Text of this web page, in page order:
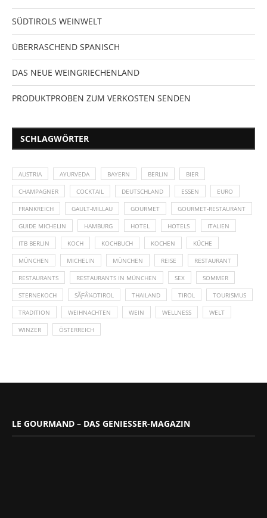
SÜDTIROLS WEINWELT
ÜBERRASCHEND SPANISCH
DAS NEUE WEINGRIECHENLAND
PRODUKTPROBEN ZUM VERKOSTEN SENDEN
SCHLAGWÖRTER
AUSTRIA AYURVEDA BAYERN BERLIN BIER
CHAMPAGNER COCKTAIL DEUTSCHLAND ESSEN EURO
FRANKREICH GAULT-MILLAU GOURMET GOURMET-RESTAURANT
GUIDE MICHELIN HAMBURG HOTEL HOTELS ITALIEN
ITB BERLIN KOCH KOCHBUCH KOCHEN KÜCHE
MÜNCHEN MICHELIN MÜNCHEN REISE RESTAURANT
RESTAURANTS RESTAURANTS IN MÜNCHEN SEX SOMMER
STERNEKOCH SÃƑÂ¼DTIROL THAILAND TIROL TOURISMUS
TRADITION WEIHNACHTEN WEIN WELLNESS WELT
WINZER ÖSTERREICH
LE GOURMAND – DAS GENIESSER-MAGAZIN